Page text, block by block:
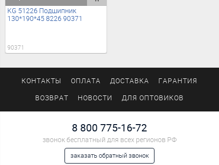
KG 51226 Подшипник
130*190*45 8226 90371
90371
КОНТАКТЫ ОПЛАТА ДОСТАВКА ГАРАНТИЯ
ВОЗВРАТ НОВОСТИ ДЛЯ ОПТОВИКОВ
8 800 775-16-72
звонок бесплатный для всех регионов РФ
заказать обратный звонок